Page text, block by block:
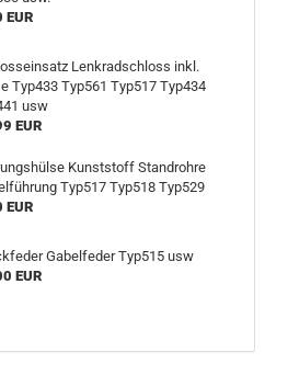
EUR
Lenkradschloss inkl.
Typ433 Typ561 Typ517 Typ434
usw
EUR
Kunststoff Standrohre
Typ517 Typ518 Typ529
EUR
Gabelfeder Typ515 usw
EUR